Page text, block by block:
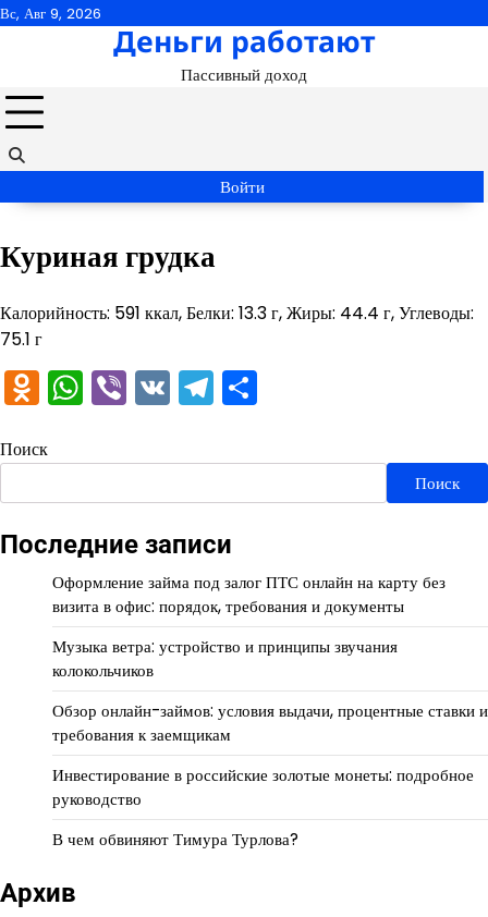
Перейти
Вс, Авг 9, 2026
Деньги работают
Пассивный доход
Войти
Куриная грудка
Калорийность: 591 ккал, Белки: 13.3 г, Жиры: 44.4 г, Углеводы:
75.1 г
Odnoklassniki
WhatsApp
Viber
VKTelegram
Поиск
Поиск
Последние записи
Оформление займа под залог ПТС онлайн на карту без
визита в офис: порядок, требования и документы
Музыка ветра: устройство и принципы звучания
колокольчиков
Обзор онлайн-займов: условия выдачи, процентные ставки и
требования к заемщикам
Инвестирование в российские золотые монеты: подробное
руководство
В чем обвиняют Тимура Турлова?
Архив